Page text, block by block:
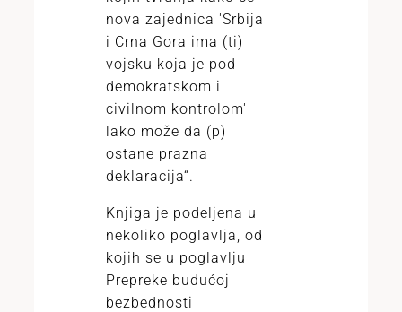
nova zajednica 'Srbija
i Crna Gora ima (ti)
vojsku koja je pod
demokratskom i
civilnom kontrolom'
lako može da (p)
ostane prazna
deklaracija“.
Knjiga je podeljena u
nekoliko poglavlja, od
kojih se u poglavlju
Prepreke budućoj
bezbednosti